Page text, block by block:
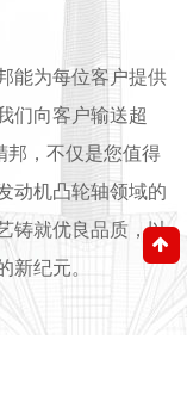
能为每位客户提供
们向客户输送超
邦，不仅是您值得
动机凸轮轴领域的
铸就优良品质，以
新纪元。